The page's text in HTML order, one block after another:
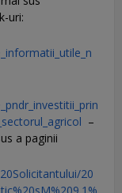
uri:
–
a paginii
20